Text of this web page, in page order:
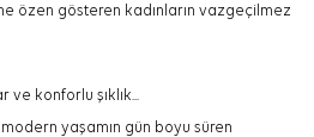
özen gösteren kadınların vazgeçilmez
konforlu şıklık...
yaşamın gün boyu süren